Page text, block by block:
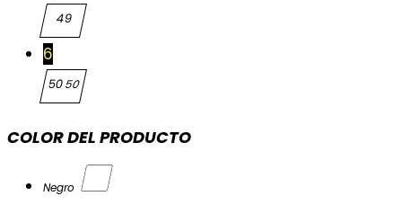
49
49
6
5050
COLOR DEL PRODUCTO
Negro